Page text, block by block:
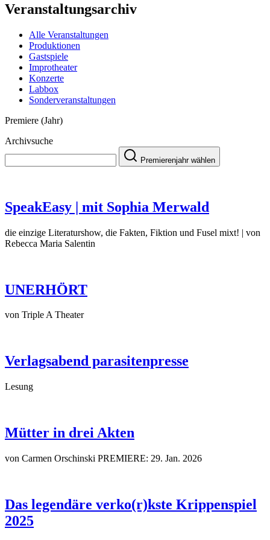
Veranstaltungsarchiv
Alle Veranstaltungen
Produktionen
Gastspiele
Improtheater
Konzerte
Labbox
Sonderveranstaltungen
Premiere (Jahr)
Archivsuche
Premierenjahr wählen
SpeakEasy | mit Sophia Merwald
die einzige Literaturshow, die Fakten, Fiktion und Fusel mixt! | von
Rebecca Maria Salentin
UNERHÖRT
von Triple A Theater
Verlagsabend parasitenpresse
Lesung
Mütter in drei Akten
von Carmen Orschinski PREMIERE: 29. Jan. 2026
Das legendäre verko(r)kste Krippenspiel
2025